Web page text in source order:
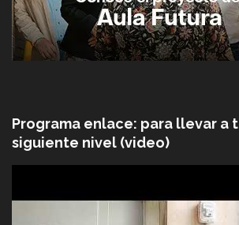
Programa enlace: para llevar a
siguiente nivel (video)